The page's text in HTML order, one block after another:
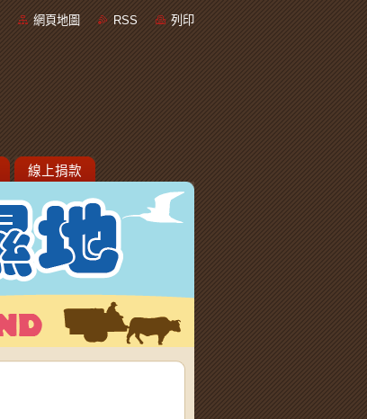
網頁地圖 RSS 列印
線上捐款